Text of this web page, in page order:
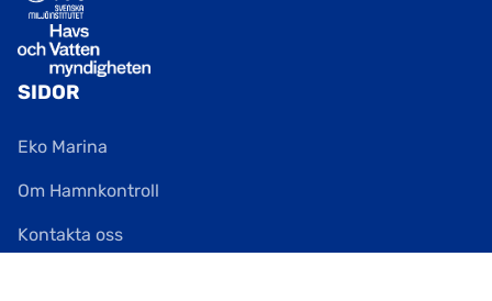
SIDOR
Eko Marina
Om Hamnkontroll
Kontakta oss